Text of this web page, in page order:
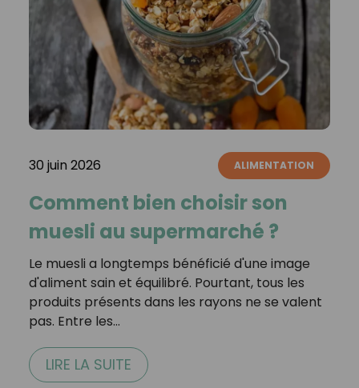
30 juin 2026 ALIMENTATION
Comment bien choisir son
muesli au supermarché ?
Le muesli a longtemps bénéficié d'une image
d'aliment sain et équilibré. Pourtant, tous les
produits présents dans les rayons ne se valent
pas. Entre les…
LIRE LA SUITE